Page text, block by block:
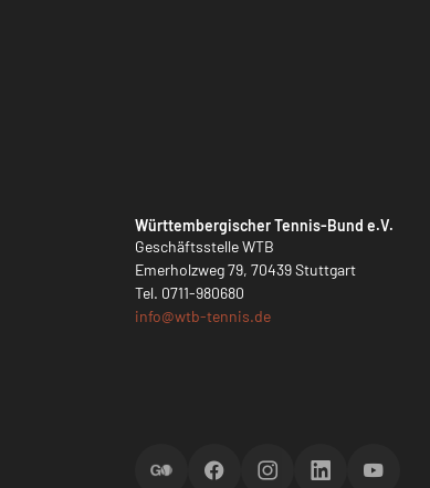
Württembergischer Tennis-Bund e.V.
Geschäftsstelle WTB
Emerholzweg 79, 70439 Stuttgart
Tel. 0711-980680
info@wtb-tennis.de
ScoreGOFacebookInstagramLinkedInYouTube